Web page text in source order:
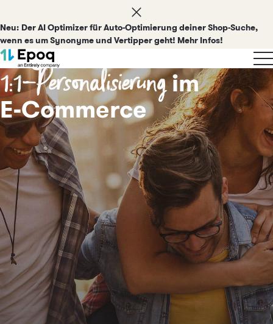
Neu: Der AI Optimizer für Auto-Optimierung deiner Shop-Suche,
wenn es um Synonyme und Vertipper geht! Mehr Infos!
KI-gestützte
1:1-Personalisierungim
E‑Commerce